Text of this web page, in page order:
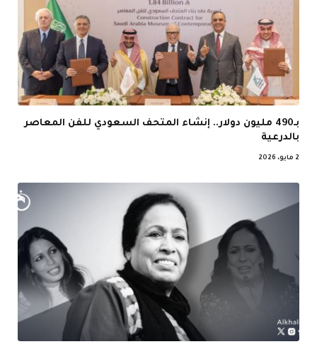
بـ490 مليون دولار.. إنشاء المتحف السعودي للفن المعاصر
بالدرعية
2 مايو، 2026